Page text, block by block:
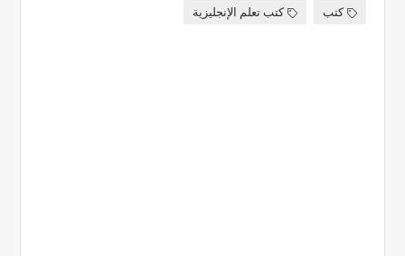
كتب كتب تعلم الإنجليزية